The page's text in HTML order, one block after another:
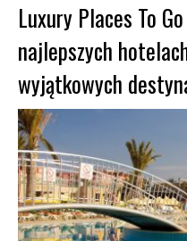
Luxury Places To
najlepszych
wyjątkowych